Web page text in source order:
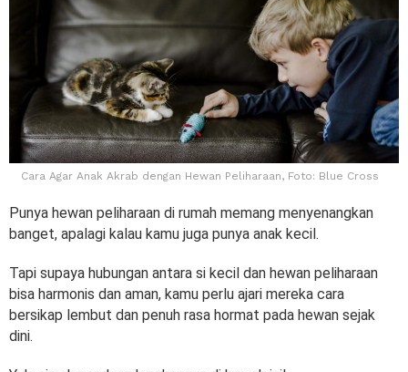
Cara Agar Anak Akrab dengan Hewan Peliharaan, Foto: Blue Cross
Punya hewan peliharaan di rumah memang menyenangkan
banget, apalagi kalau kamu juga punya anak kecil.
Tapi supaya hubungan antara si kecil dan hewan peliharaan
bisa harmonis dan aman, kamu perlu ajari mereka cara
bersikap lembut dan penuh rasa hormat pada hewan sejak
dini.